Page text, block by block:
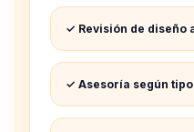
✓ Revisión de diseño
✓ Asesoría según